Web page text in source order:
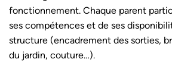
fonctionnement. Chaque parent
ses compétences et de ses
structure (encadrement des sorties,
du jardin, couture…).